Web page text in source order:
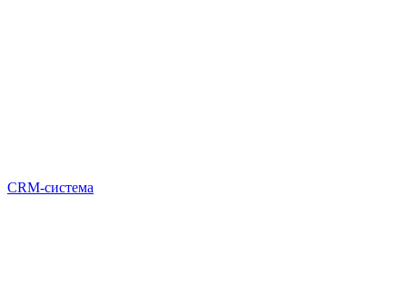
CRM-система